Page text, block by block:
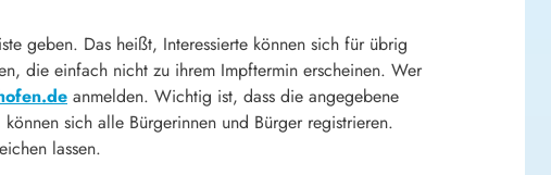
geben. Das heißt, Interessierte können sich für übrig
die einfach nicht zu ihrem Impftermin erscheinen. Wer
anmelden. Wichtig ist, dass die angegebene
sich alle Bürgerinnen und Bürger registrieren.
lassen.